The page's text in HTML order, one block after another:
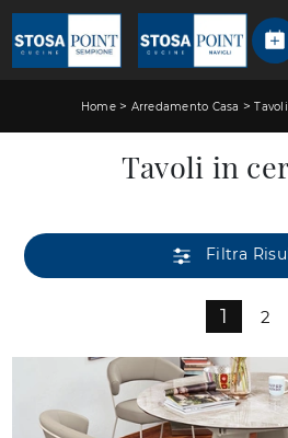
Home> Arredamento Casa >Tavoli
Tavoli in
Filtra
1 2